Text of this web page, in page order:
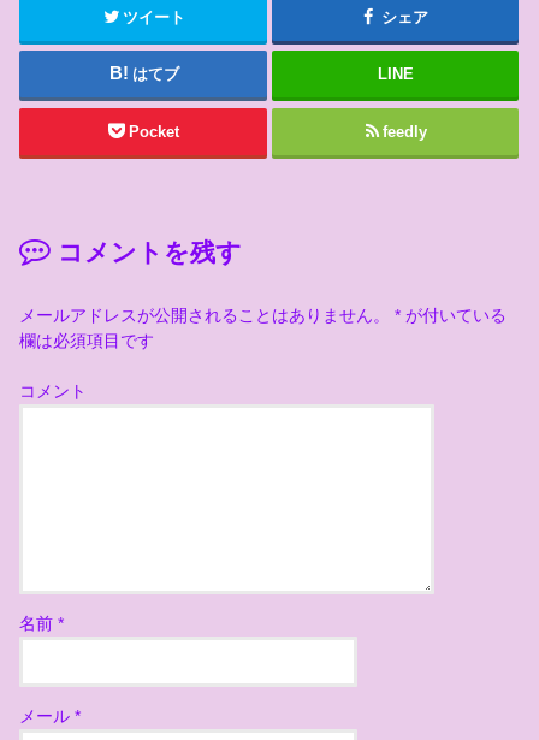
ツイート シェア
はてブ LINE
Pocket feedly
コメントを残す
メールアドレスが公開されることはありません。 * が付いている
欄は必須項目です
コメント
名前*
メール*